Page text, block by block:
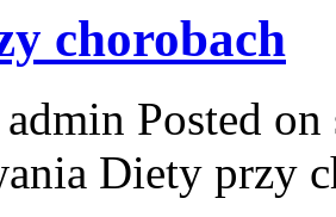
chorobach
Posted
Diety przy